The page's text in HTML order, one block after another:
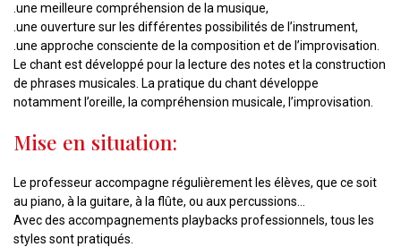
.une meilleure compréhension de la musique,
.une ouverture sur les différentes possibilités de l’instrument,
.une approche consciente de la composition et de l’improvisation.
Le chant est développé pour la lecture des notes et la construction
de phrases musicales. La pratique du chant développe
notamment l’oreille, la compréhension musicale, l’improvisation.
Mise en situation:
Le professeur accompagne régulièrement les élèves, que ce soit
au piano, à la guitare, à la flûte, ou aux percussions…
Avec des accompagnements playbacks professionnels, tous les
styles sont pratiqués.